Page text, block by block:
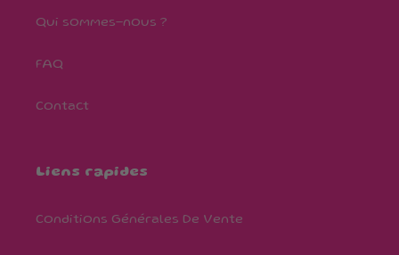
Qui sommes-nous ?
FAQ
Contact
Liens rapides
Conditions Générales De Vente